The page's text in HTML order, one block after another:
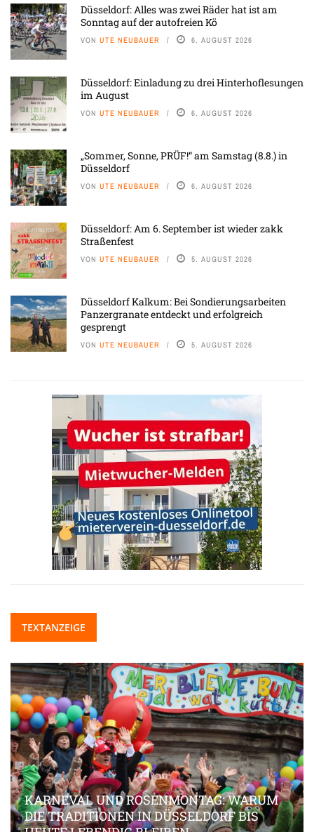
Düsseldorf: Alles was zwei Räder hat ist am
Sonntag auf der autofreien Kö
VON UTE NEUBAUER 6. AUGUST 2026
Düsseldorf: Einladung zu drei Hinterhoflesungen
im August
VON UTE NEUBAUER 6. AUGUST 2026
„Sommer, Sonne, PRÜF!“ am Samstag (8.8.) in
Düsseldorf
VON UTE NEUBAUER 6. AUGUST 2026
Düsseldorf: Am 6. September ist wieder zakk
Straßenfest
VON UTE NEUBAUER 5. AUGUST 2026
Düsseldorf Kalkum: Bei Sondierungsarbeiten
Panzergranate entdeckt und erfolgreich
gesprengt
VON UTE NEUBAUER 5. AUGUST 2026
TEXTANZEIGE
KARNEVAL UND ROSENMONTAG: WARUM
DIE TRADITIONEN IN DÜSSELDORF BIS